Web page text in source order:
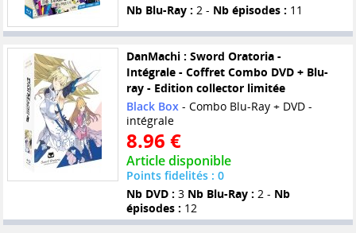
Nb Blu-Ray : 2 - Nb épisodes : 11
DanMachi : Sword Oratoria -
Intégrale - Coffret Combo DVD + Blu-
ray - Edition collector limitée
Black Box- Combo Blu-Ray + DVD -
intégrale
8.96 €
Article disponible
Points fidelités : 0
Nb DVD : 3 Nb Blu-Ray : 2 - Nb
épisodes : 12